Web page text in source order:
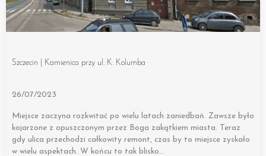
Szczecin | Kamienica przy ul. K. Kolumba
26/07/2023
Miejsce zaczyna rozkwitać po wielu latach zaniedbań. Zawsze było
kojarzone z opuszczonym przez Boga zakątkiem miasta. Teraz
gdy ulica przechodzi całkowity remont, czas by to miejsce zyskało
w wielu aspektach. W końcu to tak blisko…